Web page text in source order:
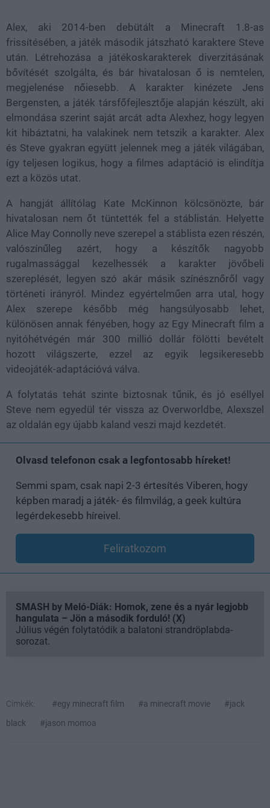
Alex, aki 2014-ben debütált a Minecraft 1.8-as
frissítésében, a játék második játszható karaktere Steve
után. Létrehozása a játékoskarakterek diverzitásának
bővítését szolgálta, és bár hivatalosan ő is nemtelen,
megjelenése nőiesebb. A karakter kinézete Jens
Bergensten, a játék társfőfejlesztője alapján készült, aki
elmondása szerint saját arcát adta Alexhez, hogy legyen
kit hibáztatni, ha valakinek nem tetszik a karakter. Alex
és Steve gyakran együtt jelennek meg a játék világában,
így teljesen logikus, hogy a filmes adaptáció is elindítja
ezt a közös utat.
A hangját állítólag Kate McKinnon kölcsönözte, bár
hivatalosan nem őt tüntették fel a stáblistán. Helyette
Alice May Connolly neve szerepel a stáblista ezen részén,
valószínűleg azért, hogy a készítők nagyobb
rugalmassággal kezelhessék a karakter jövőbeli
szereplését, legyen szó akár másik színésznőről vagy
történeti irányról. Mindez egyértelműen arra utal, hogy
Alex szerepe később még hangsúlyosabb lehet,
különösen annak fényében, hogy az Egy Minecraft film a
nyitóhétvégén már 300 millió dollár fölötti bevételt
hozott világszerte, ezzel az egyik legsikeresebb
videojáték-adaptációvá válva.
A folytatás tehát szinte biztosnak tűnik, és jó eséllyel
Steve nem egyedül tér vissza az Overworldbe, Alexszel
az oldalán egy újabb kaland veszi majd kezdetét.
Olvasd telefonon csak a legfontosabb híreket!
Semmi spam, csak napi 2-3 értesítés Viberen, hogy
képben maradj a játék- és filmvilág, a geek kultúra
legérdekesebb híreivel.
Feliratkozom
SMASH by Meló-Diák: Homok, zene és a nyár legjobb
hangulata – Jön a második forduló! (X)
Július végén folytatódik a balatoni strandröplabda-
sorozat.
Címkék: #egy minecraft film #a minecraft movie
#jack
black
#jason momoa